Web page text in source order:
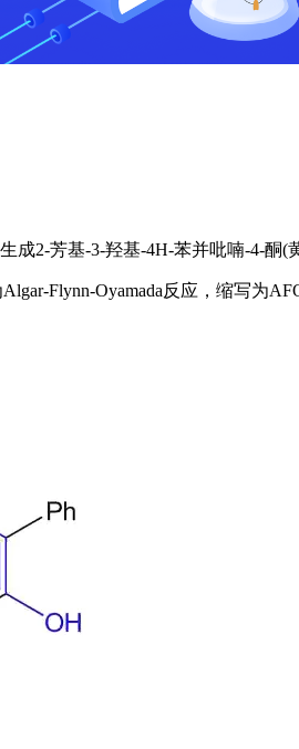
2-芳基-3-羟基-4H-苯并吡喃-4-酮(
Flynn-Oyamada反应，缩写为